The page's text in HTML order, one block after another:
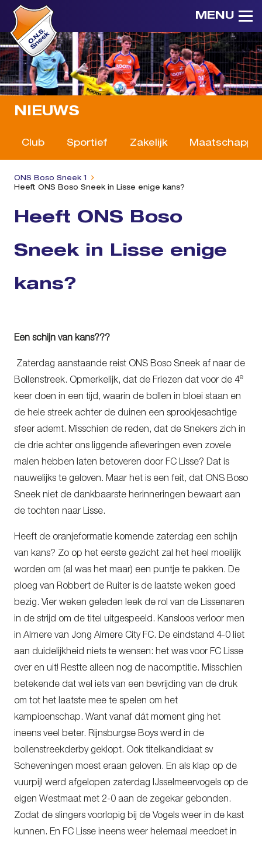
MENU
NIEUWS
Club Sportief Zakelijk
ONS Boso Sneek 1
Heeft ONS Boso Sneek in Lisse enige kans?
Heeft ONS Boso
Sneek in Lisse enige
kans?
Een schijn van kans???
Zaterdag aanstaande reist ONS Boso Sneek af naar de
Bollenstreek. Opmerkelijk, dat de Friezen dat voor de 4e
keer doen in een tijd, waarin de bollen in bloei staan en
de hele streek achter de duinen een sprookjesachtige
sfeer ademt. Misschien de reden, dat de Snekers zich in
de drie achter ons liggende afleveringen even zovele
malen hebben laten betoveren door FC Lisse? Dat is
nauwelijks te geloven. Maar het is een feit, dat ONS Boso
Sneek niet de dankbaarste herinneringen bewaart aan
de tochten naar Lisse.
Heeft de oranjeformatie komende zaterdag een schijn
van kans? Zo op het eerste gezicht zal het heel moeilijk
worden om (al was het maar) een puntje te pakken. De
ploeg van Robbert de Ruiter is de laatste weken goed
bezig. Vier weken geleden leek de rol van de Lissenaren
in de strijd om de titel uitgespeeld. Kansloos verloor men
in Almere van Jong Almere City FC. De eindstand 4-0 liet
aan duidelijkheid niets te wensen: het was voor FC Lisse
over en uit! Restte alleen nog de nacomptitie. Misschien
betekende dat wel iets van een bevrijding van de druk
om tot het laatste mee te spelen om het
kampioenschap. Want vanaf dát moment ging het
ineens veel beter. Rijnsburgse Boys werd in de
bollenstreekderby geklopt. Ook titelkandidaat sv
Scheveningen moest eraan geloven. En als klap op de
vuurpijl werd afgelopen zaterdag IJsselmeervogels op de
eigen Westmaat met 2-0 aan de zegekar gebonden.
Zodat de slingers voorlopig bij de Vogels weer in de kast
kunnen. En FC Lisse ineens weer helemaal meedoet in